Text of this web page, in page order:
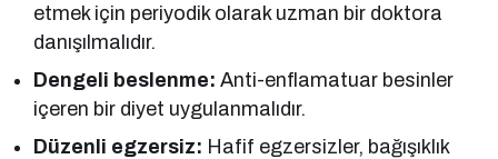
etmek için periyodik olarak uzman bir doktora
danışılmalıdır.
Dengeli beslenme: Anti-enflamatuar besinler
içeren bir diyet uygulanmalıdır.
Düzenli egzersiz: Hafif egzersizler, bağışıklık